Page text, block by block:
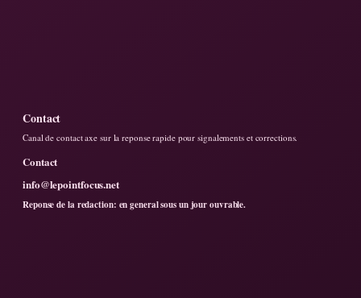
Contact
Canal de contact axe sur la reponse rapide pour signalements et corrections.
Contact
info@lepointfocus.net
Reponse de la redaction: en general sous un jour ouvrable.